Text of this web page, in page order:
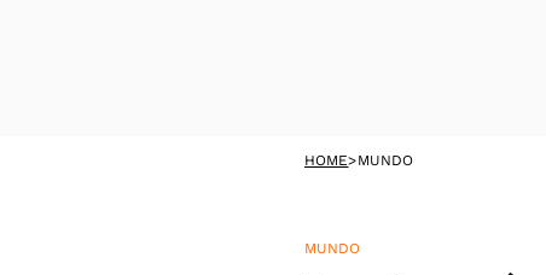
HOME>MUNDO
MUNDO